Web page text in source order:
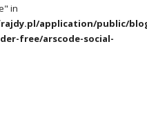
in
application/public/
free/arscode-social-